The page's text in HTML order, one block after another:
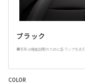
ブラック
■写真は機能説明のために各ランプを点
COLOR